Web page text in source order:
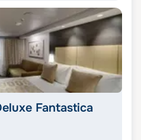
Fantastica